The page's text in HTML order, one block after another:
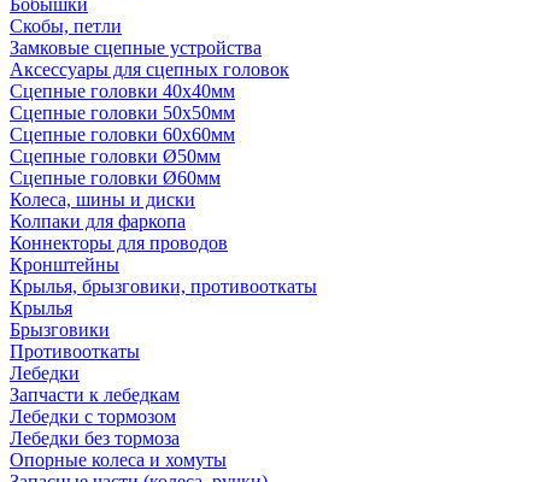
Бобышки
Скобы, петли
Замковые сцепные устройства
Аксессуары для сцепных головок
Сцепные головки 40x40мм
Сцепные головки 50x50мм
Сцепные головки 60x60мм
Сцепные головки Ø50мм
Сцепные головки Ø60мм
Колеса, шины и диски
Колпаки для фаркопа
Коннекторы для проводов
Кронштейны
Крылья, брызговики, противооткаты
Крылья
Брызговики
Противооткаты
Лебедки
Запчасти к лебедкам
Лебедки с тормозом
Лебедки без тормоза
Опорные колеса и хомуты